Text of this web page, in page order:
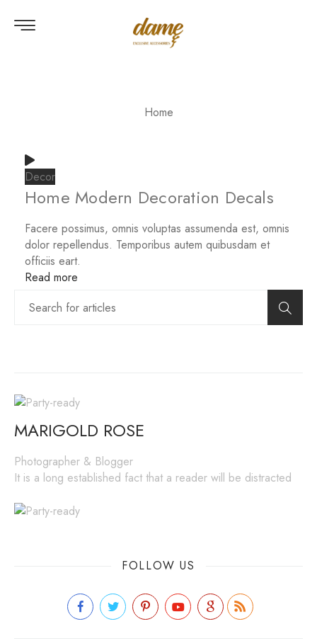
Home
Decor
Home Modern Decoration Decals
Facere possimus, omnis voluptas assumenda est, omnis
dolor repellendus. Temporibus autem quibusdam et
officiis eart.
Read more
MARIGOLD ROSE
Photographer & Blogger
It is a long established fact that a reader will be distracted
FOLLOW US